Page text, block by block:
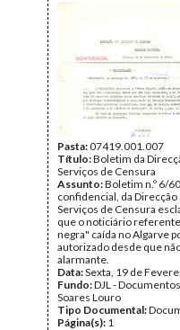
Pasta:07419.001.007
Título:Boletim da
Serviços de Censura
Assunto:Boletim n.º 6/
confidencial, da Direcção
Serviços de Censura
que o noticiário
negra" caída no Algarve
autorizado desde que
alarmante.
Data:Sexta, 19 de
Fundo:DJL -
Soares Louro
Tipo Documental:
Página(s): 1